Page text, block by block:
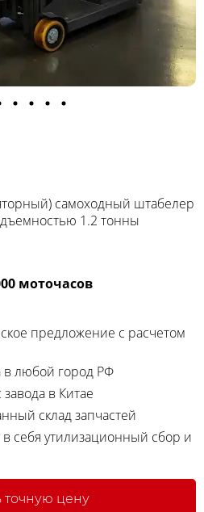
самоходный штабелер
1.2 тонны
моточасов
предложение с расчетом
в любой город РФ
в Китае
склад запчастей
себя утилизационный сбор и
точную цену